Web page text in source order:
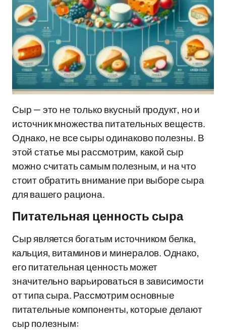
Сыр — это не только вкусный продукт, но и
источник множества питательных веществ.
Однако, не все сыры одинаково полезны. В
этой статье мы рассмотрим, какой сыр
можно считать самым полезным, и на что
стоит обратить внимание при выборе сыра
для вашего рациона.
Питательная ценность сыра
Сыр является богатым источником белка,
кальция, витаминов и минералов. Однако,
его питательная ценность может
значительно варьироваться в зависимости
от типа сыра. Рассмотрим основные
питательные компоненты, которые делают
сыр полезным: